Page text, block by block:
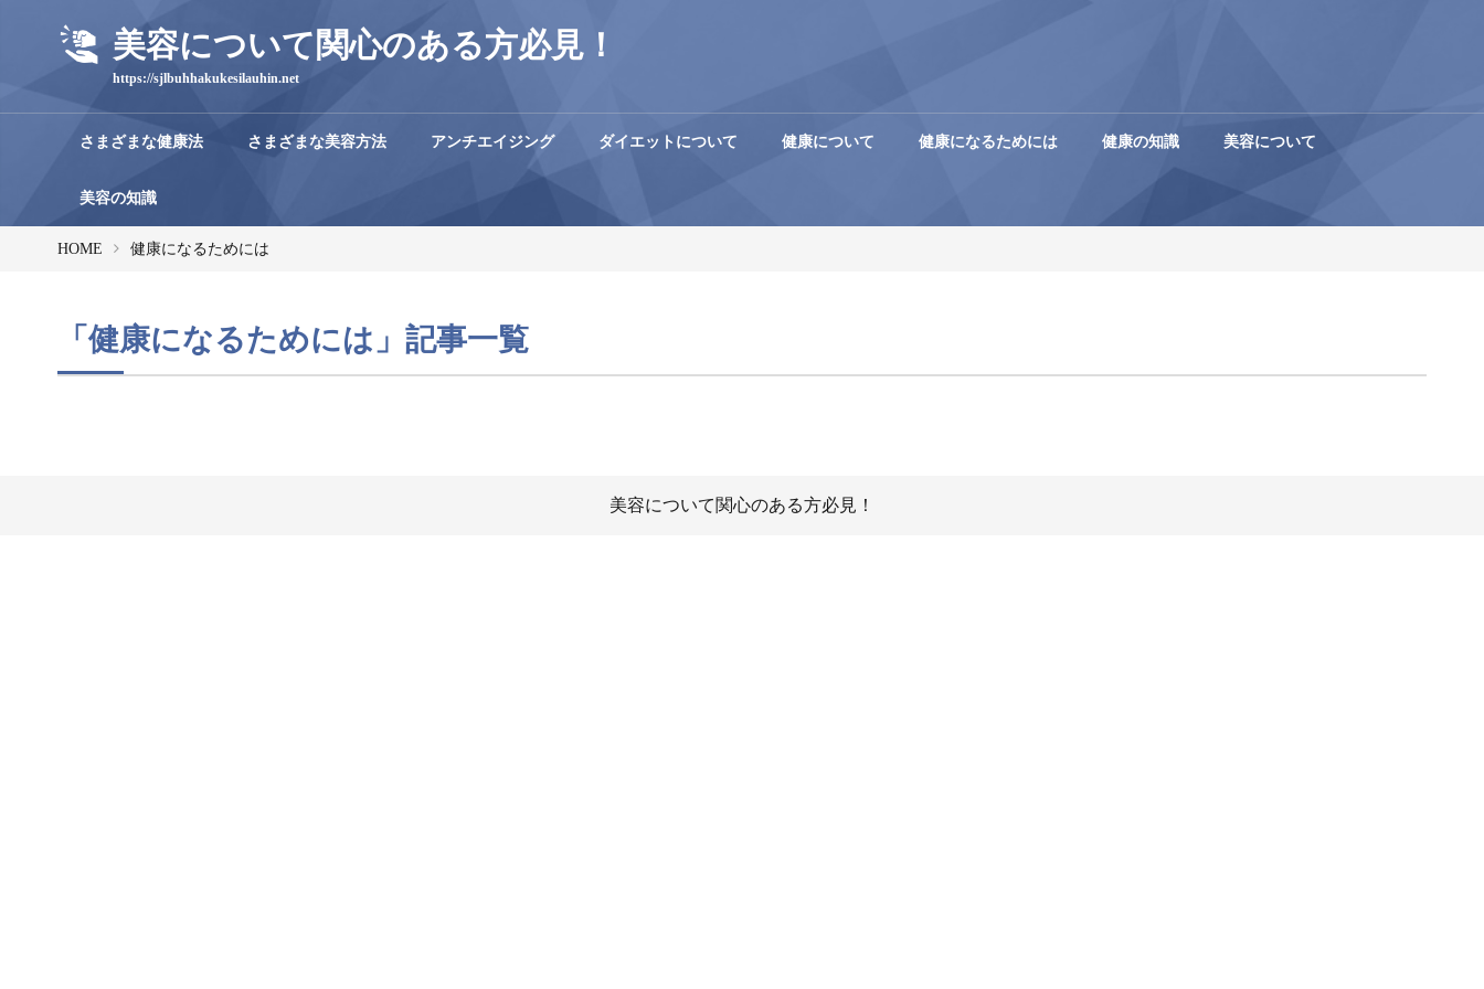
美容について関心のある方必見！
https://sjlbuhhakukesilauhin.net
さまざまな健康法 さまざまな美容方法 アンチエイジング ダイエットについて 健康について 健康になるためには 健康の知識 美容について
美容の知識
HOME 健康になるためには
「健康になるためには」記事一覧
美容について関心のある方必見！